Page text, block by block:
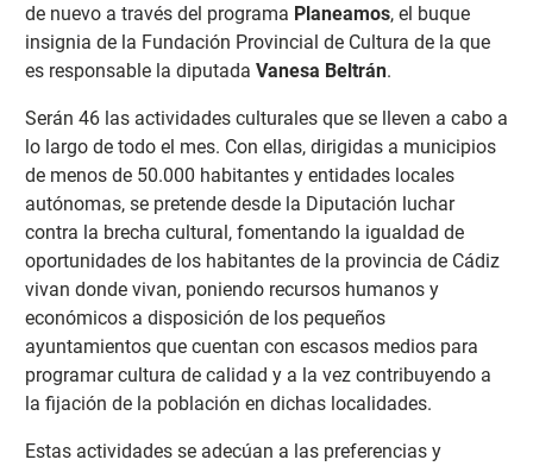
de nuevo a través del programa Planeamos, el buque
insignia de la Fundación Provincial de Cultura de la que
es responsable la diputada Vanesa Beltrán.
Serán 46 las actividades culturales que se lleven a cabo a
lo largo de todo el mes. Con ellas, dirigidas a municipios
de menos de 50.000 habitantes y entidades locales
autónomas, se pretende desde la Diputación luchar
contra la brecha cultural, fomentando la igualdad de
oportunidades de los habitantes de la provincia de Cádiz
vivan donde vivan, poniendo recursos humanos y
económicos a disposición de los pequeños
ayuntamientos que cuentan con escasos medios para
programar cultura de calidad y a la vez contribuyendo a
la fijación de la población en dichas localidades.
Estas actividades se adecúan a las preferencias y